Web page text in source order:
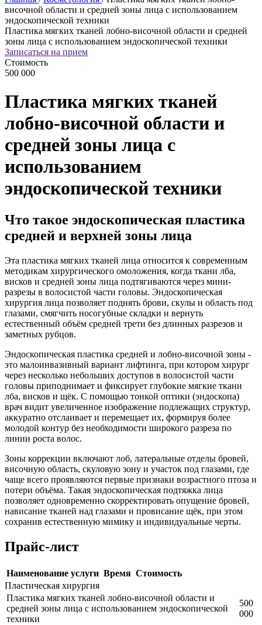
височной области и средней зоны лица с использованием
эндоскопической техники
Пластика мягких тканей лобно-височной области и средней
зоны лица с использованием эндоскопической техники
Записаться на прием
Стоимость
500 000
Пластика мягких тканей
лобно-височной области и
средней зоны лица с
использованием
эндоскопической техники
Что такое эндоскопическая пластика
средней и верхней зоны лица
Эта пластика мягких тканей лица относится к современным
методикам хирургического омоложения, когда ткани лба,
висков и средней зоны лица подтягиваются через мини-
разрезы в волосистой части головы. Эндоскопическая
хирургия лица позволяет поднять брови, скулы и область под
глазами, смягчить носогубные складки и вернуть
естественный объём средней трети без длинных разрезов и
заметных рубцов.​
Эндоскопическая пластика средней и лобно-височной зоны -
это малоинвазивный вариант лифтинга, при котором хирург
через несколько небольших доступов в волосистой части
головы приподнимает и фиксирует глубокие мягкие ткани
лба, висков и щёк. С помощью тонкой оптики (эндоскопа)
врач видит увеличенное изображение подлежащих структур,
аккуратно отслаивает и перемещает их, формируя более
молодой контур без необходимости широкого разреза по
линии роста волос.​
Зоны коррекции включают лоб, латеральные отделы бровей,
височную область, скуловую зону и участок под глазами, где
чаще всего проявляются первые признаки возрастного птоза и
потери объёма. Такая эндоскопическая подтяжка лица
позволяет одновременно скорректировать опущение бровей,
нависание тканей над глазами и провисание щёк, при этом
сохранив естественную мимику и индивидуальные черты.​
Прайс-лист
Наименование услуги Время Стоимость
Пластическая хирургия
Пластика мягких тканей лобно-височной области и
средней зоны лица с использованием эндоскопической
техники
500
000